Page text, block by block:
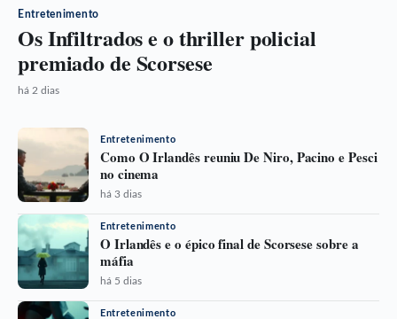
Entretenimento
Os Infiltrados e o thriller policial
premiado de Scorsese
há 2 dias
Entretenimento
Como O Irlandês reuniu De Niro, Pacino e Pesci
no cinema
há 3 dias
Entretenimento
O Irlandês e o épico final de Scorsese sobre a
máfia
há 5 dias
Entretenimento